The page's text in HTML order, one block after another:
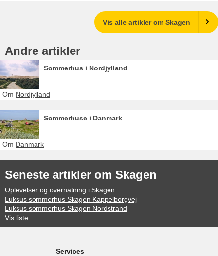
Vis alle artikler om Skagen
Andre artikler
Sommerhus i Nordjylland
Om Nordjylland
Sommerhuse i Danmark
Om Danmark
Seneste artikler om Skagen
Oplevelser og overnatning i Skagen
Luksus sommerhus Skagen Kappelborgvej
Luksus sommerhus Skagen Nordstrand
Vis liste
Services